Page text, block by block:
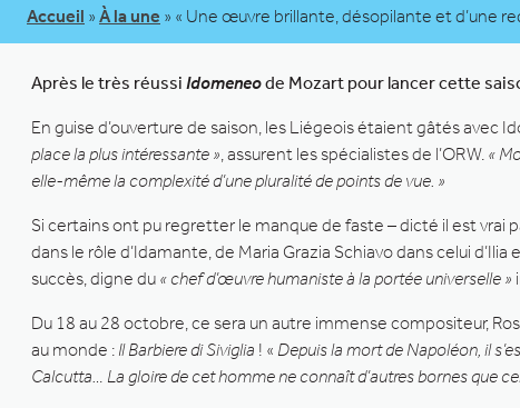
Accueil » À la une » « Une œuvre brillante, désopilante et d’une
Après le très réussi Idomeneode Mozart pour lancer cette
En guise d’ouverture de saison, les Liégeois étaient gâtés avec
place la plus intéressante », assurent les spécialistes de l’ORW. «
elle-même la complexité d’une pluralité de points de vue. »
Si certains ont pu regretter le manque de faste – dicté il est vrai
dans le rôle d’Idamante, de Maria Grazia Schiavo dans celui
succès, digne du « chef d’œuvre humaniste à la portée universelle »
Du 18 au 28 octobre, ce sera un autre immense compositeur,
au monde : Il Barbiere di Siviglia ! « Depuis la mort de Napoléon, il
Calcutta… La gloire de cet homme ne connaît d’autres bornes que